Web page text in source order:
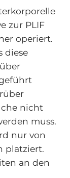
zur PLIF
operiert.
diese
nicht
muss.
nur von
platziert.
an den